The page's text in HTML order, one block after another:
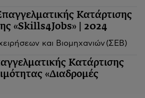
Κατάρτισης
«Skills4Jobs» | 2024
και Βιομηχανιών (ΣΕΒ)
Κατάρτισης
«Διαδρομές